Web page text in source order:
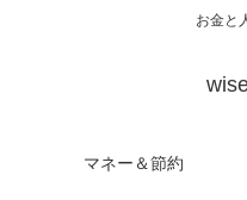
お金と
マネー＆節約